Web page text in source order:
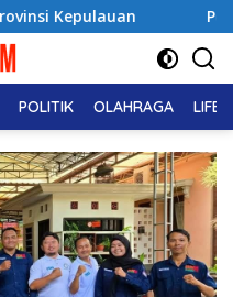
Pendiri No Viral No
POLITIK OLAHRAGA